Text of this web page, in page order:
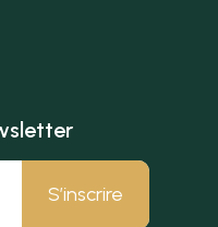
S’inscrire